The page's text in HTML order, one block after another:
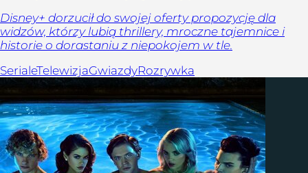
Disney+ dorzucił do swojej oferty propozycję dla
widzów, którzy lubią thrillery, mroczne tajemnice i
historie o dorastaniu z niepokojem w tle.
SerialeTelewizjaGwiazdyRozrywka